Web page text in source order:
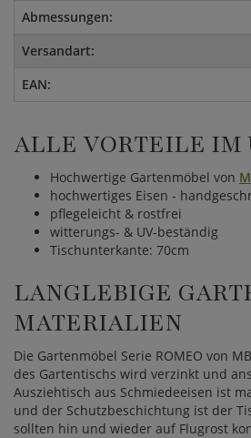
Abmessungen:
Versandart:
EAN:
ALLE VORTEILE IM
Hochwertige Gartenmöbel von
hochwertiges Eisen -
pflegeleicht & rostfrei
witterungs- & UV-beständig
Tischunterkante: 70cm
LANGLEBIGE
MATERIALIEN
Die Gartenmöbel Serie ROMEO von
des Gartentischs wird verzinkt und
Ausziehtisch aus Schmiedeeisen ist
und der Schutzbeschichtung ist der
sollten hin und wieder auf Flugrost